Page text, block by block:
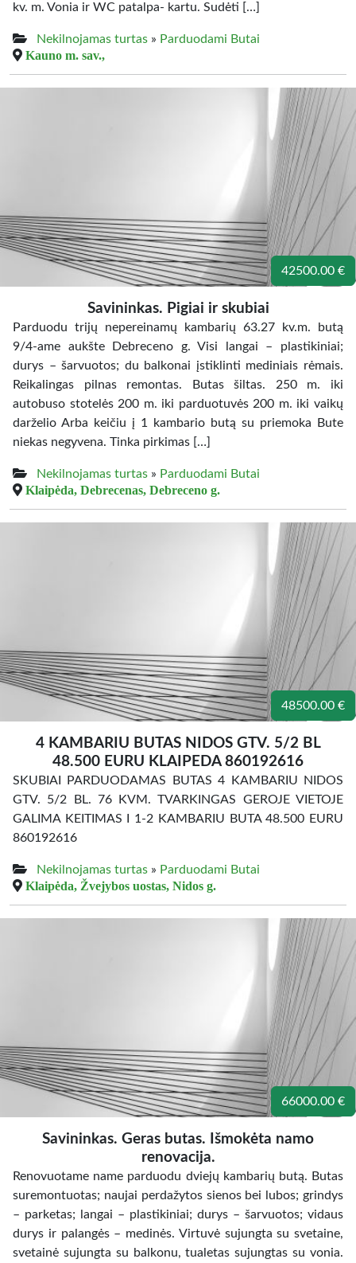
kv. m. Vonia ir WC patalpa- kartu. Sudėti […]
Nekilnojamas turtas » Parduodami Butai
Kauno m. sav.,
42500.00 €
Savininkas. Pigiai ir skubiai
Parduodu trijų nepereinamų kambarių 63.27 kv.m. butą
9/4-ame aukšte Debreceno g. Visi langai – plastikiniai;
durys – šarvuotos; du balkonai įstiklinti mediniais rėmais.
Reikalingas pilnas remontas. Butas šiltas. 250 m. iki
autobuso stotelės 200 m. iki parduotuvės 200 m. iki vaikų
darželio Arba keičiu į 1 kambario butą su priemoka Bute
niekas negyvena. Tinka pirkimas […]
Nekilnojamas turtas » Parduodami Butai
Klaipėda, Debrecenas, Debreceno g.
48500.00 €
4 KAMBARIU BUTAS NIDOS GTV. 5/2 BL
48.500 EURU KLAIPEDA 860192616
SKUBIAI PARDUODAMAS BUTAS 4 KAMBARIU NIDOS
GTV. 5/2 BL. 76 KVM. TVARKINGAS GEROJE VIETOJE
GALIMA KEITIMAS I 1-2 KAMBARIU BUTA 48.500 EURU
860192616
Nekilnojamas turtas » Parduodami Butai
Klaipėda, Žvejybos uostas, Nidos g.
66000.00 €
Savininkas. Geras butas. Išmokėta namo
renovacija.
Renovuotame name parduodu dviejų kambarių butą. Butas
suremontuotas; naujai perdažytos sienos bei lubos; grindys
– parketas; langai – plastikiniai; durys – šarvuotos; vidaus
durys ir palangės – medinės. Virtuvė sujungta su svetaine,
svetainė sujungta su balkonu, tualetas sujungtas su vonia.